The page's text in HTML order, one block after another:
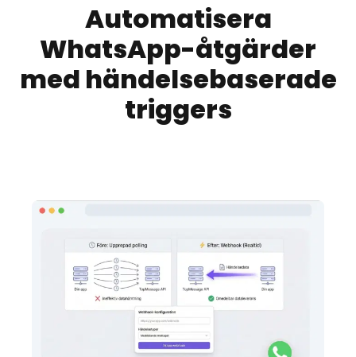
Automatisera
WhatsApp-åtgärder
med händelsebaserade
triggers